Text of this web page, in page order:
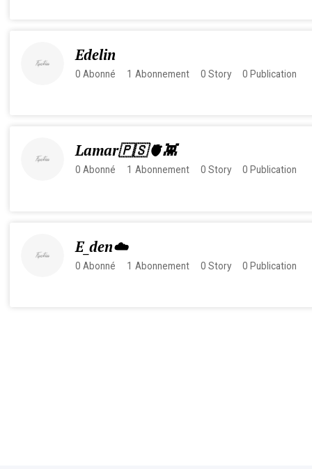
Edelin
0 Abonné 1 Abonnement 0 Story 0 Publication
Lamar🇵🇸🫀👾
0 Abonné 1 Abonnement 0 Story 0 Publication
E_den☁️
0 Abonné 1 Abonnement 0 Story 0 Publication